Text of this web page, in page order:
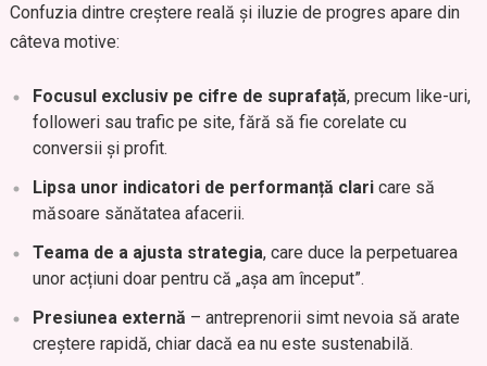
Confuzia dintre creștere reală și iluzie de progres apare din
câteva motive:
Focusul exclusiv pe cifre de suprafață, precum like-uri,
followeri sau trafic pe site, fără să fie corelate cu
conversii și profit.
Lipsa unor indicatori de performanță claricare să
măsoare sănătatea afacerii.
Teama de a ajusta strategia, care duce la perpetuarea
unor acțiuni doar pentru că „așa am început”.
Presiunea externă – antreprenorii simt nevoia să arate
creștere rapidă, chiar dacă ea nu este sustenabilă.